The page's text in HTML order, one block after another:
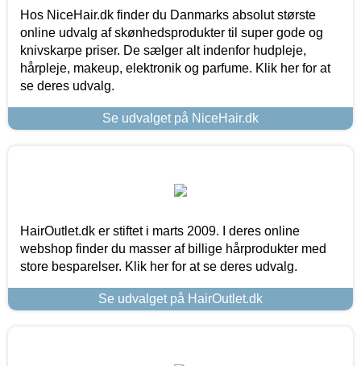
Hos NiceHair.dk finder du Danmarks absolut største
online udvalg af skønhedsprodukter til super gode og
knivskarpe priser. De sælger alt indenfor hudpleje,
hårpleje, makeup, elektronik og parfume. Klik her for at
se deres udvalg.
Se udvalget på NiceHair.dk
HairOutlet.dk er stiftet i marts 2009. I deres online
webshop finder du masser af billige hårprodukter med
store besparelser. Klik her for at se deres udvalg.
Se udvalget på HairOutlet.dk